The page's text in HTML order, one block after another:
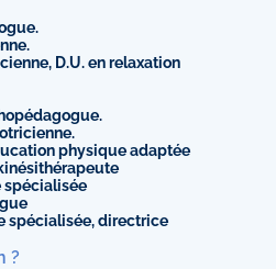
D.U. en relaxation
physique adaptée
spécialisée
spécialisée, directrice
?